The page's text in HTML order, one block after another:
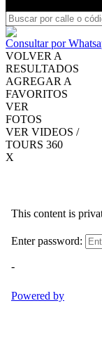
Consultar por
VOLVER A
RESULTADOS
AGREGAR A
FAVORITOS
VER
FOTOS
VER VIDEOS /
TOURS 360
X